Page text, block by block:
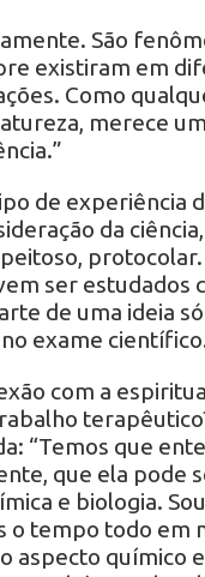
São
existiram em
Como
merece
de experiência
da
protocolar.
ser estudados
de uma ideia
exame
com a
“Temos que
que ela pode
e biologia.
o tempo todo em
aspecto químico